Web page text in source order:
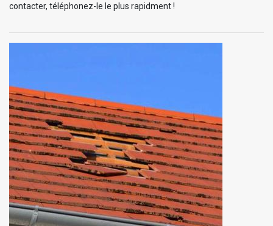
contacter, téléphonez-le le plus rapidment !